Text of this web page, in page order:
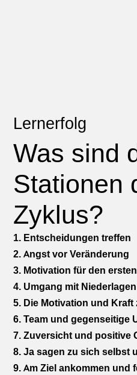
Lernerfolg
Was sind
Stationen
Zyklus?
1. Entscheidungen treffen
2. Angst vor Veränderung
3. Motivation für den
4. Umgang mit
5. Die Motivation und
6. Team und gegenseitige
7. Zuversicht und positive
8. Ja sagen zu sich selbst
9. Am Ziel ankommen und